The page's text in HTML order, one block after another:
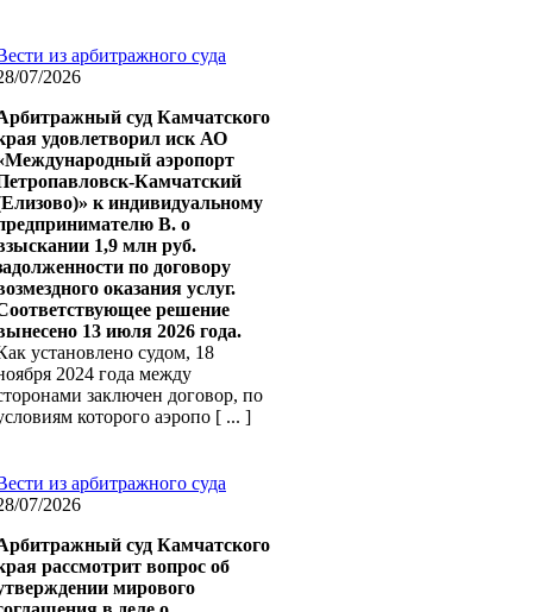
из арбитражного суда
07/2026
суд Камчатского
удовлетворил иск АО
аэропорт
Камчатский
к индивидуальному
В. о
1,9 млн руб.
по договору
оказания услуг.
решение
13 июля 2026 года.
установлено судом, 18
2024 года между
заключен договор, по
которого аэропо [ ... ]
из арбитражного суда
07/2026
суд Камчатского
рассмотрит вопрос об
мирового